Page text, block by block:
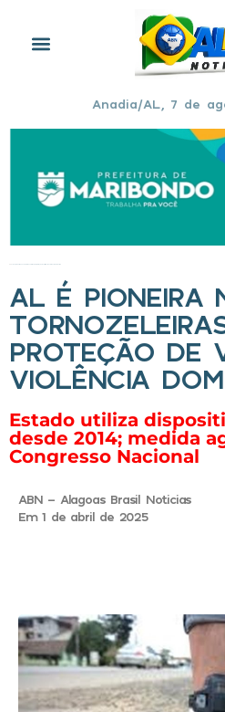
Anadia/AL, 7 de
AL É PIONEIRA
PROTEÇÃO DE
VIOLÊNCIA
Estado utiliza
desde 2014; medida
Congresso Nacional
ABN - Alagoas Brasil Noticias
Em 1 de abril de 2025